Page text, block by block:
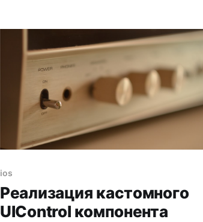
ios
Реализация кастомного
UIControl компонента